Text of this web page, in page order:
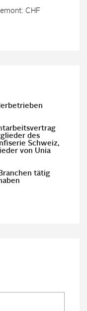
CHF
des
Schweiz,
von Unia
tätig